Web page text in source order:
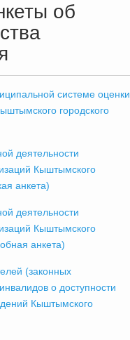
об
системе оценки
городского
деятельности
Кыштымского
анкета)
деятельности
Кыштымского
анкета)
(законных
о доступности
Кыштымского